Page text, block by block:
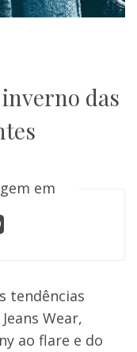
inverno das
em
tendências
Wear,
ao flare e do